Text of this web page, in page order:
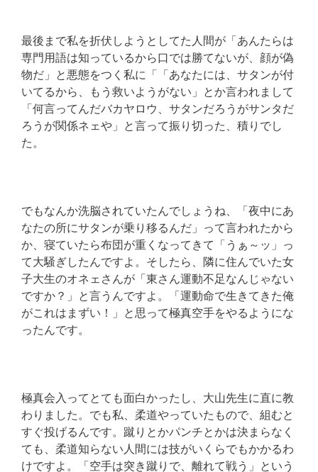
最後まで私を折伏しようとしてた人間が「あんたらは
専門用語は知っているから口では勝てないが、顔が偽
物だ」と悪態をつく私に「「あなたには、サタンが付
いてるから、もう救いようがない」とか言われまして
「何言ってんだバカヤロウ、サタンだろうがサンタだ
ろうが関係ネェや」と言って振り切った、積りでし
た。
でもなんか洗脳されていたんでしょうね、「夜中にあ
なたの所にサタンが乗り移るんだ」って言われたから
か、寝ていたら布団が重くなってきて「うぁ～ッ」っ
て大騒ぎしたんですよ。そしたら、隣に住んでいた女
子大生のオネェさんが「東さん運動不足なんじゃない
ですか？」と言うんですよ。「運動命で生きてきた俺
がこれはまずい！」と思って極真空手をやるようにな
ったんです。
極真会入ってとても面白かったし、大山先生に直に教
わりました。でも私、柔道やっていたもので、組むと
すぐ投げるんです。蹴りとかパンチとかは決まらなく
ても、柔道知らない人間には技がいくらでもかかるわ
けですよ。「空手は突き蹴りで、離れて戦う」という